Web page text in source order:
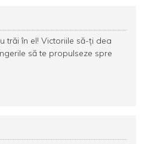
trăi în el! Victoriile să-ţi dea
să te propulseze spre